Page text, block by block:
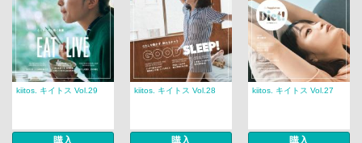
kiitos. キイトス Vol.29 kiitos. キイトス Vol.28 kiitos. キイトス Vol.27